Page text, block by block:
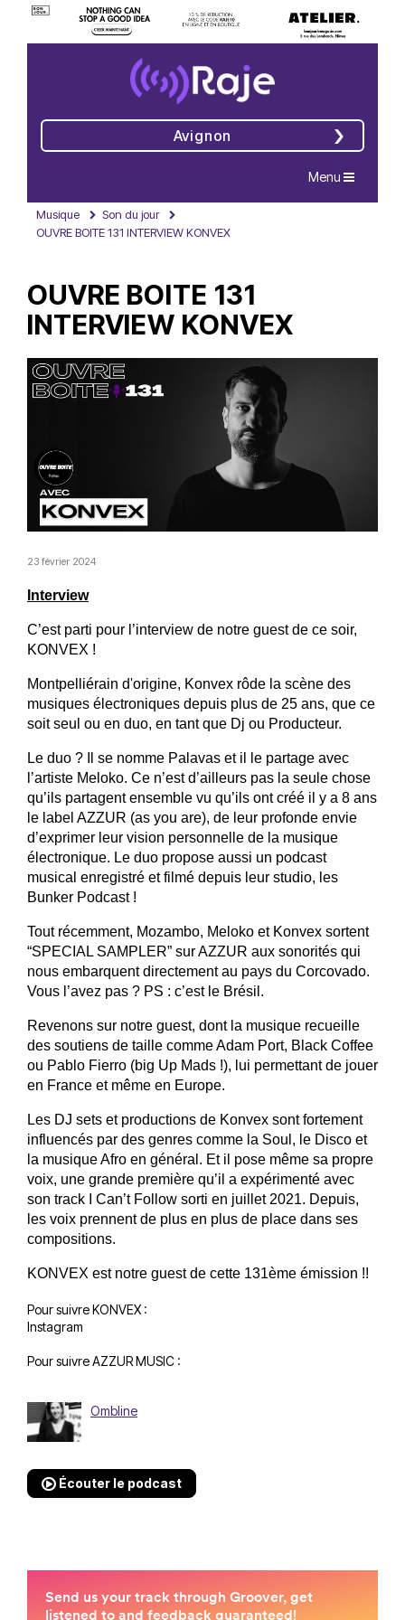
Avignon
Navigation
Menu
Musique
Son du jour
OUVRE BOITE 131 INTERVIEW KONVEX
OUVRE BOITE 131
INTERVIEW KONVEX
23 février 2024
Interview
C’est parti pour l’interview de notre guest de ce soir,
KONVEX !
Montpelliérain d'origine, Konvex rôde la scène des
musiques électroniques depuis plus de 25 ans, que ce
soit seul ou en duo, en tant que Dj ou Producteur.
Le duo ? Il se nomme Palavas et il le partage avec
l’artiste Meloko. Ce n’est d’ailleurs pas la seule chose
qu’ils partagent ensemble vu qu’ils ont créé il y a 8 ans
le label AZZUR (as you are), de leur profonde envie
d’exprimer leur vision personnelle de la musique
électronique. Le duo propose aussi un podcast
musical enregistré et filmé depuis leur studio, les
Bunker Podcast !
Tout récemment, Mozambo, Meloko et Konvex sortent
“SPECIAL SAMPLER” sur AZZUR aux sonorités qui
nous embarquent directement au pays du Corcovado.
Vous l’avez pas ? PS : c’est le Brésil.
Revenons sur notre guest, dont la musique recueille
des soutiens de taille comme Adam Port, Black Coffee
ou Pablo Fierro (big Up Mads !), lui permettant de jouer
en France et même en Europe.
Les DJ sets et productions de Konvex sont fortement
influencés par des genres comme la Soul, le Disco et
la musique Afro en général. Et il pose même sa propre
voix, une grande première qu’il a expérimenté avec
son track I Can’t Follow sorti en juillet 2021. Depuis,
les voix prennent de plus en plus de place dans ses
compositions.
KONVEX est notre guest de cette 131ème émission !!
Pour suivre KONVEX :
Instagram
Pour suivre AZZUR MUSIC :
Ombline
Écouter le podcast